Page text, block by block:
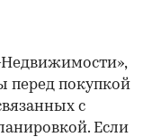
перед покупкой
с
Если